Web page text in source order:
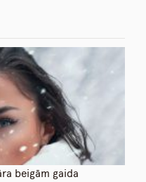
beigām gaida